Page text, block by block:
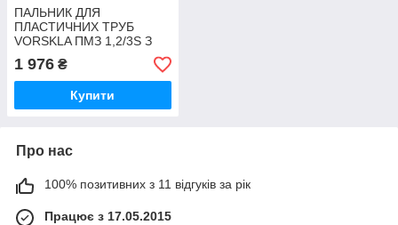
ПАЛЬНИК ДЛЯ
ПЛАСТИЧНИХ ТРУБ
VORSKLA ПМЗ 1,2/3S З
ВІДРЕЗНИМИ
НОЖНІЦИМИ
1 976 ₴
Купити
Про нас
100% позитивних з 11 відгуків за рік
Працює з 17.05.2015